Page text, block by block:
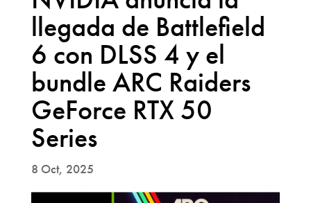
llegada de Battlefield
6 con DLSS 4 y el
bundle ARC Raiders
GeForce RTX 50
Series
8 Oct, 2025